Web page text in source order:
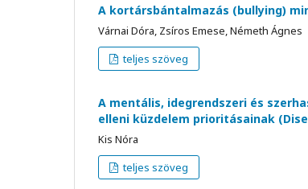
A kortársbántalmazás (bullying)
Várnai Dóra, Zsíros Emese, Németh Ágnes
teljes szöveg
A mentális, idegrendszeri és
elleni küzdelem prioritásainak
Kis Nóra
teljes szöveg